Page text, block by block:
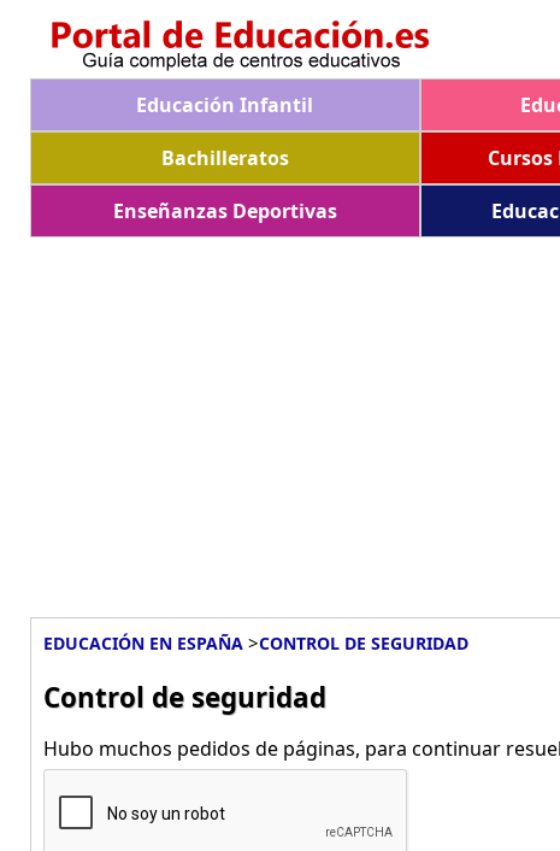
Educación Infantil
Bachilleratos
Enseñanzas Deportivas
EDUCACIÓN EN ESPAÑA >CONTROL DE SEGURIDAD
Control de seguridad
Hubo muchos pedidos de páginas, para continuar